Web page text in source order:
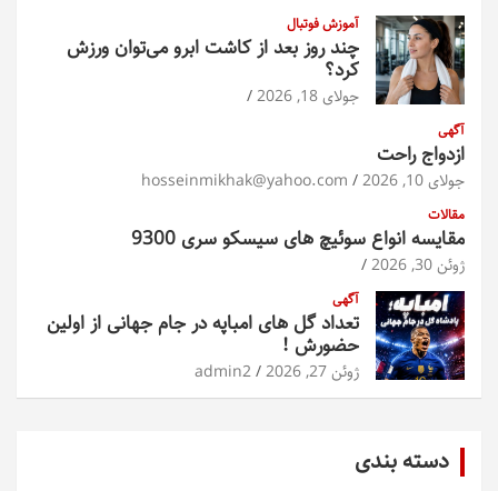
آموزش فوتبال
چند روز بعد از کاشت ابرو می‌توان ورزش
کرد؟
جولای 18, 2026
آگهی
ازدواج راحت
جولای 10, 2026 hosseinmikhak@yahoo.com
مقالات
مقایسه انواع سوئیچ های سیسکو سری 9300
ژوئن 30, 2026
آگهی
تعداد گل های امباپه در جام جهانی از اولین
حضورش !
ژوئن 27, 2026 admin2
دسته بندی